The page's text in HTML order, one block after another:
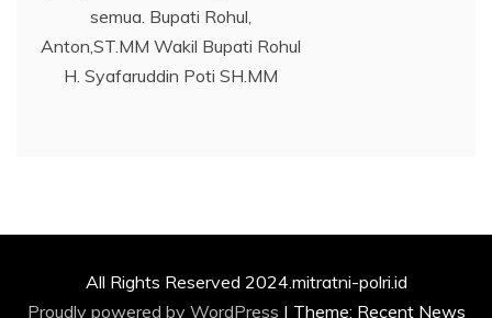
semua. Bupati Rohul,
Anton,ST.MM Wakil Bupati Rohul
H. Syafaruddin Poti SH.MM
All Rights Reserved 2024.mitratni-polri.id
Proudly powered by WordPress | Theme: Recent News